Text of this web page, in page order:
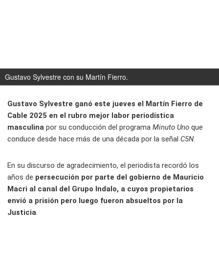
Gustavo Sylvestre con su Martín Fierro.
Gustavo Sylvestre ganó este jueves el Martín Fierro de
Cable 2025 en el rubro mejor labor periodística
masculina por su conducción del programa Minuto Uno que
conduce desde hace más de una década por la señal C5N.
En su discurso de agradecimiento, el periodista recordó los
años de persecución por parte del gobierno de Mauricio
Macri al canal del Grupo Indalo, a cuyos propietarios
envió a prisión pero luego fueron absueltos por la
Justicia.